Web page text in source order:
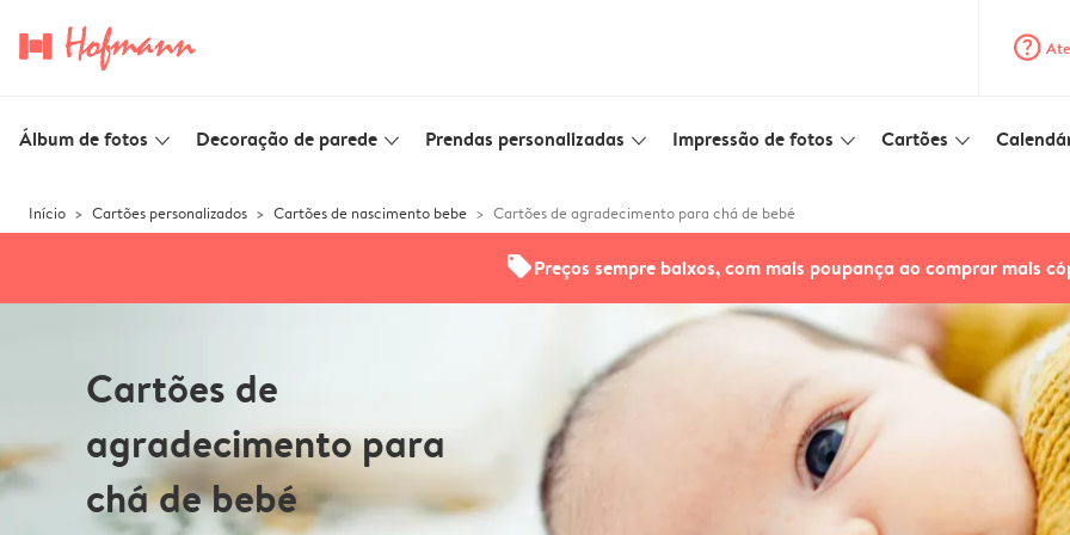
question_mark_circle
Álbum de fotos slim_arrow_down Decoração de parede slim_arrow_down Prendas personalizadas slim_arrow_down Impressão de fotos slim_arrow_down Cartões slim_arrow_down
Início Cartões personalizados Cartões de nascimento bebe Cartões de agradecimento para chá de bebé
offersPreços sempre baixos, com mais poupança ao comprar mais
Cartões de
agradecimento para
chá de bebé